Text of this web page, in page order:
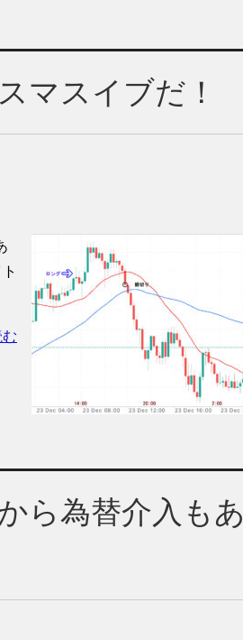
マスイブだ！
ら為替介入もあ